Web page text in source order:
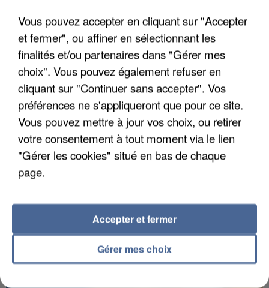
L’un des fondateurs supposés de la DZ Mafia
interpellé en Algérie
Il est soupçonné d'y avoir mené ses opérations en
Vous pouvez accepter en cliquant sur "Accepter
et fermer", ou affiner en sélectionnant les
finalités et/ou partenaires dans "Gérer mes
choix". Vous pouvez également refuser en
cliquant sur "Continuer sans accepter". Vos
préférences ne s'appliqueront que pour ce site.
Vous pouvez mettre à jour vos choix, ou retirer
votre consentement à tout moment via le lien
"Gérer les cookies" situé en bas de chaque
page.
Gérer mes choix
Accepter et fermer